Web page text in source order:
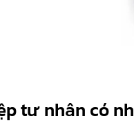
tư nhân có